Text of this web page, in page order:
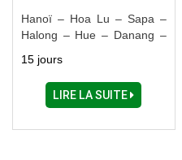
Hanoï – Hoa Lu – Sapa –
Halong – Hue – Danang –
Saïgon – Siem Reap
15 jours
LIRE LA SUITE